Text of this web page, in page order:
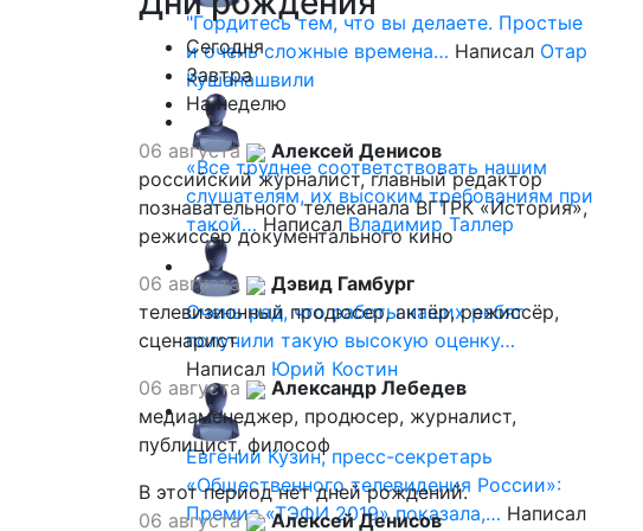
"Гордитесь тем, что вы делаете. Простые
и очень сложные времена… Написал Отар
Кушанашвили
«Все труднее соответствовать нашим
слушателям, их высоким требованиям при
такой… Написал Владимир Таллер
Очень рад, что работы наших ребят
получили такую высокую оценку…
Написал Юрий Костин
Евгений Кузин, пресс-секретарь
«Общественного телевидения России»:
Премия «ТЭФИ 2019» показала,… Написал
Сегодня
Завтра
На неделю
06 августа
Алексей Денисов
российский журналист, главный редактор
познавательного телеканала ВГТРК «История»,
режиссёр документального кино
06 августа
Дэвид Гамбург
телевизионный продюсер, актёр, режиссёр,
сценарист
06 августа
Александр Лебедев
медиаменеджер, продюсер, журналист,
публицист, философ
В этот период нет дней рождений.
06 августа
Алексей Денисов